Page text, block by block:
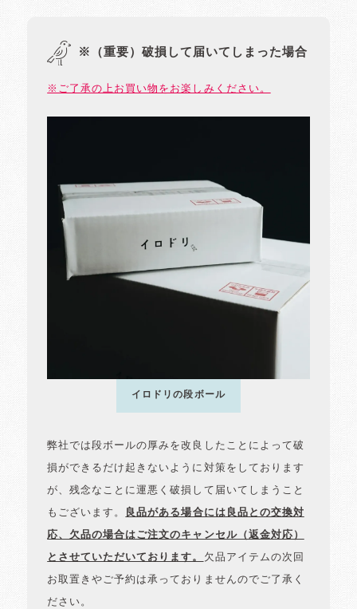
※（重要）破損して届いてしまった場合
※ご了承の上お買い物をお楽しみください。
イロドリの段ボール
弊社では段ボールの厚みを改良したことによって破
損ができるだけ起きないように対策をしております
が、残念なことに運悪く破損して届いてしまうこと
もございます。 良品がある場合には良品との交換対
応、欠品の場合はご注文のキャンセル（返金対応）
とさせていただいております。 欠品アイテムの次回
お取置きやご予約は承っておりませんのでご了承く
ださい。